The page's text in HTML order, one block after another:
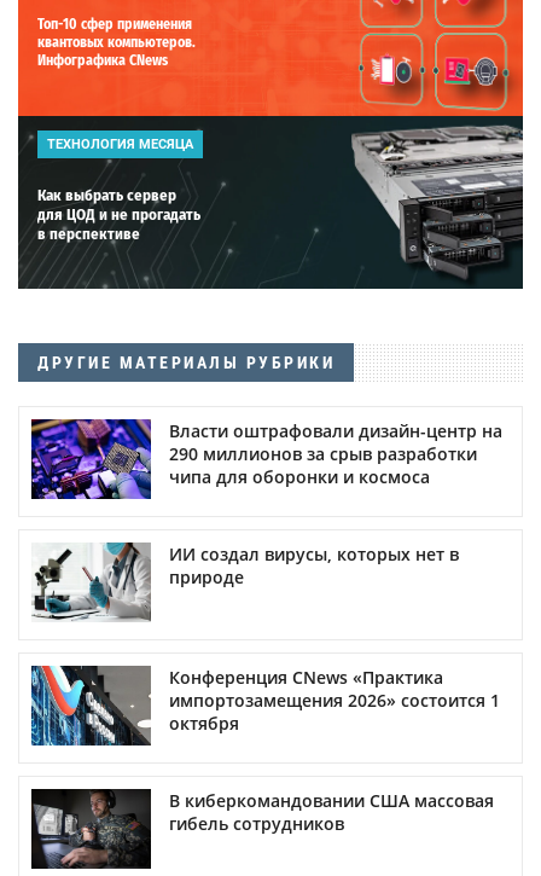
Топ-10 сфер применения
квантовых компьютеров.
Инфографика CNews
ТЕХНОЛОГИЯ МЕСЯЦА
Как выбрать сервер
для ЦОД и не прогадать
в перспективе
ДРУГИЕ МАТЕРИАЛЫ РУБРИКИ
Власти оштрафовали дизайн-центр на
290 миллионов за срыв разработки
чипа для оборонки и космоса
ИИ создал вирусы, которых нет в
природе
Конференция CNews «Практика
импортозамещения 2026» состоится 1
октября
В киберкомандовании США массовая
гибель сотрудников